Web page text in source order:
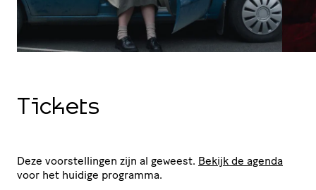
Tickets
Deze voorstellingen zijn al geweest. Bekijk de agenda
voor het huidige programma.